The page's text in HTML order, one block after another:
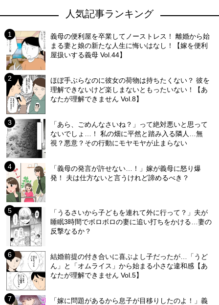
人気記事ランキング
義母の便利屋を卒業してノーストレス！ 離婚から始
まる妻と娘の新たな人生に悔いはなし！【嫁を便利
屋扱いする義母 Vol.44】
ほぼ手ぶらなのに彼女の荷物は持ちたくない？ 彼を
理解できないけど楽しまないともったいない！【あ
なたが理解できません Vol.8】
「あら、ごめんなさいね？」って絶対悪いと思って
ないでしょ…！ 私の畑に平然と踏み入る隣人…無
視？悪意？その行動にモヤモヤが止まらない
「義母の発言が許せない…！」嫁が義母に怒り爆
発！ 夫は仕方ないと言うけれど諦めるべき？
「うるさいから子どもを連れて外に行って？」夫が
睡眠3時間でボロボロの妻に追い打ちをかける…妻の
反撃なるか？
結婚前提の付き合いに喜ぶよし子だったが…「うど
ん」と「オムライス」から始まる小さな違和感【あ
なたが理解できません Vol.5】
「嫁に問題があるから息子が目移りしたのよ！」義